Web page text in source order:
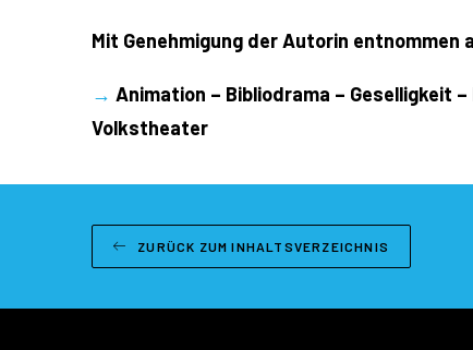
Mit Genehmigung der Autorin
→ Animation – Bibliodrama – Geselligkeit
Volkstheater
ZURÜCK ZUM INHALTSVERZEICHNIS